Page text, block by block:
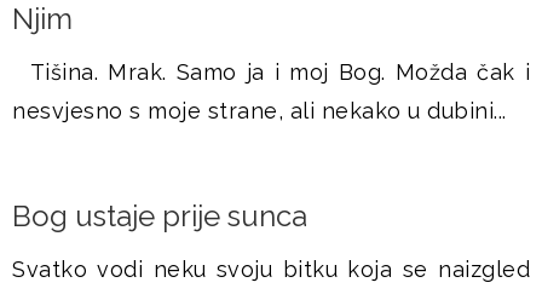
Njim
Tišina. Mrak. Samo ja i moj Bog. Možda čak i
nesvjesno s moje strane, ali nekako u dubini...
Bog ustaje prije sunca
Svatko vodi neku svoju bitku koja se naizgled